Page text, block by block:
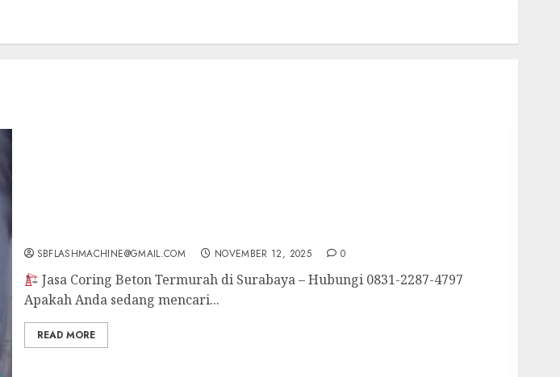
SBFLASHMACHINE@GMAIL.COM NOVEMBER 12, 2025 0
Jasa Coring Beton Termurah di Surabaya – Hubungi 0831-2287-4797
Apakah Anda sedang mencari...
READ MORE